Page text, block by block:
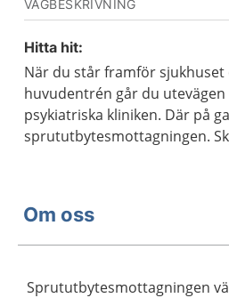
VÄGBESKRIVNING
Hitta hit:
När du står framför
huvudentrén går du
psykiatriska kliniken. Där på
sprututbytesmottagningen.
Om oss
Sprututbytesmottagningen